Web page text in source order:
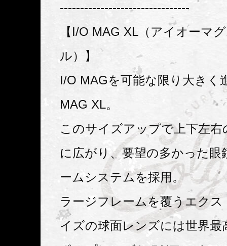
--------------------------------
【I/O MAG XL（アイオーマ
ル）】
I/O MAGを可能な限り大きく
MAG XL。
このサイズアップで上下左右
に広がり、要望の多かった眼
ームシステムを採用。
ラージフレームを覆うエク
イズの球面レンズには世界最